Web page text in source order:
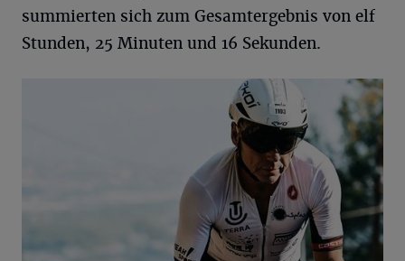
summierten sich zum Gesamtergebnis von elf
Stunden, 25 Minuten und 16 Sekunden.